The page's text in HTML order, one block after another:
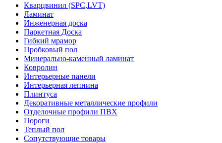
Кварцвинил (SPC,LVT)
Ламинат
Инженерная доска
Паркетная Доска
Гибкий мрамор
Пробковый пол
Минерально-каменный ламинат
Ковролин
Интерьерные панели
Интерьерная лепнина
Плинтуса
Декоративные металлические профили
Отделочные профили ПВХ
Пороги
Теплый пол
Сопутствующие товары